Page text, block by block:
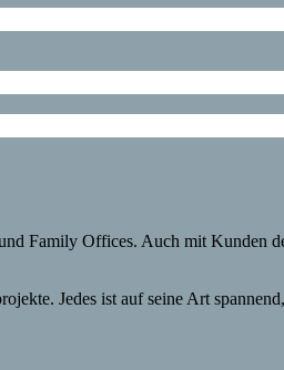
Family Offices. Auch mit Kunden
Jedes ist auf seine Art